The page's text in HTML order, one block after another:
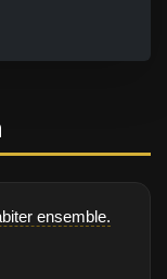
ensemble.